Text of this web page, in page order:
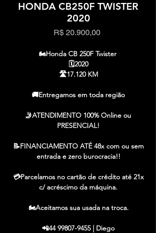
HONDA CB250F TWISTER
2020
R$ 20.900,00Preço
🏍️Honda CB 250F Twister
🗓️2020
🛣️17.120 KM
🚚Entregamos em toda região
🤳ATENDIMENTO 100% Online ou
PRESENCIAL!
📝FINANCIAMENTO ATÉ 48x com ou sem
entrada e zero burocracia!!
💳Parcelamos no cartão de crédito até 21x
c/ acréscimo da máquina.
🏍️Aceitamos sua usada na troca.
📲44 99807-9455 | Diego